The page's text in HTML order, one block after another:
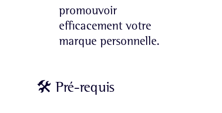
promouvoir
efficacement votre
marque personnelle.
🛠 Pré-requis